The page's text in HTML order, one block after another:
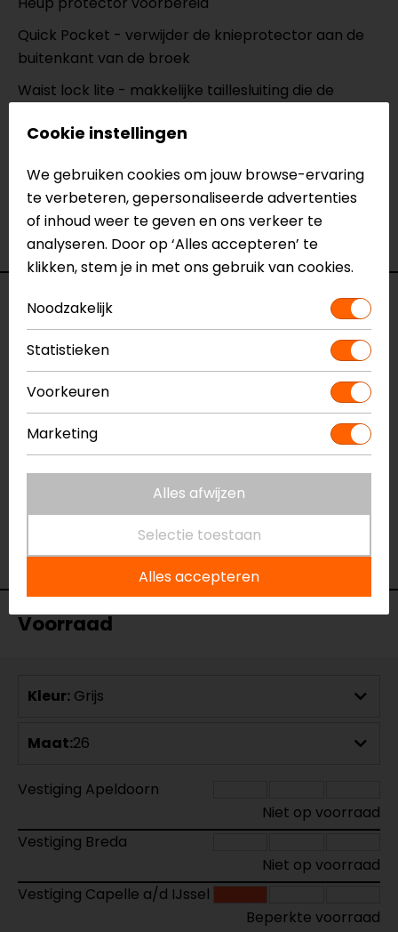
Quick Pocket - verwijder de knieprotector aan de
buitenkant van de broek
Waist lock lite - makkelijke taillesluiting die de
Backonnect - maakt het mogelijk om een Macna
motorjas eenvoudig aan je broek te ritsen
Specificaties
Naam
Model
165.4002
Merk
Kleur
Grijs
Aanritsbaar
Urban
Seizoen
Zomer
Luchtdoorlatend textiel
Pasvorm
Skinny fit
Voorraad
Kleur: Grijs
Maat:26
Vestiging Apeldoorn
Niet op voorraad
Vestiging Breda
Niet op voorraad
Vestiging Capelle a/d IJssel
Beperkte voorraad
Cookie instellingen
We gebruiken cookies om jouw browse-ervaring
te verbeteren, gepersonaliseerde advertenties
of inhoud weer te geven en ons verkeer te
analyseren. Door op ‘Alles accepteren’ te
klikken, stem je in met ons gebruik van cookies.
Noodzakelijk
Statistieken
Voorkeuren
Marketing
Alles afwijzen
Selectie toestaan
Alles accepteren